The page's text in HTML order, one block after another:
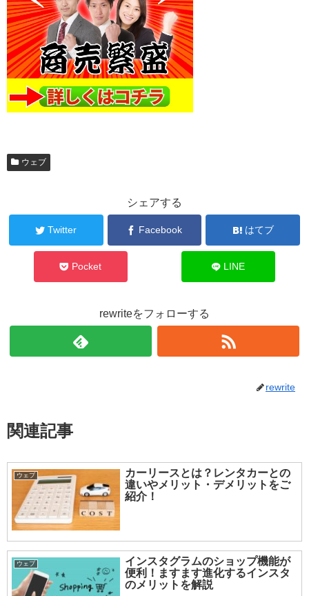
ウェブ
シェアする
Twitter Facebook はてブ
Pocket LINE
rewriteをフォローする
rewrite
関連記事
ウェブ
カーリースとは？レンタカーとの
違いやメリット・デメリットをご
紹介！
ウェブ
インスタグラムのショップ機能が
便利！ますます進化するインスタ
のメリットを解説